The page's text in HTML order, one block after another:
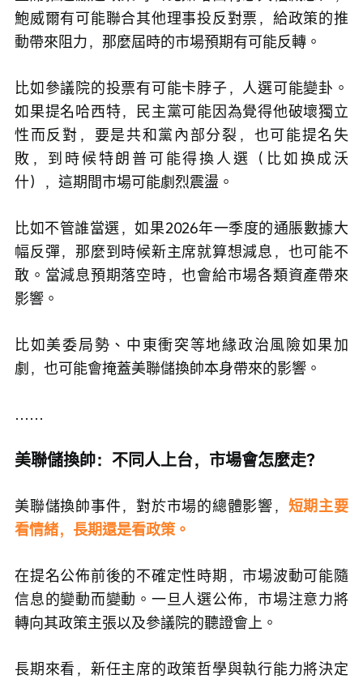
鮑威爾有可能聯合其他理事投反對票，給政策的推
動帶來阻力，那麼屆時的市場預期有可能反轉。
比如參議院的投票有可能卡脖子，人選可能變卦。
如果提名哈西特，民主黨可能因為覺得他破壞獨立
性而反對，要是共和黨內部分裂，也可能提名失
敗，到時候特朗普可能得換人選（比如换成沃
什），這期間市場可能劇烈震盪。
比如不管誰當選，如果2026年一季度的通脹數據大
幅反彈，那麼到時候新主席就算想減息，也可能不
敢。當減息預期落空時，也會給市場各類資產帶來
影響。
比如美委局勢、中東衝突等地緣政治風險如果加
劇，也可能會掩蓋美聯儲換帥本身帶來的影響。
……
美聯儲換帥：不同人上台，市場會怎麼走？
美聯儲換帥事件，對於市場的總體影響， 短期主要
看情緒，長期還是看政策。
在提名公佈前後的不確定性時期，市場波動可能隨
信息的變動而變動。一旦人選公佈，市場注意力將
轉向其政策主張以及參議院的聽證會上。
長期來看，新任主席的政策哲學與執行能力將決定